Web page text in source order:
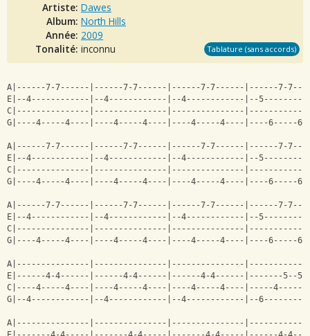
Artiste: Dawes
Album: North Hills
Année: 2009
Tonalité: inconnu Tablature (sans accords)
A|------7-7------|------7-7------|------7-7------|------7-
E|--4------------|--4------------|--4------------|--
C|---------------|---------------|---------------
G|----4-----4----|----4-----4----|----4-----4----|----6-----
A|------7-7------|------7-7------|------7-7------|------7-
E|--4------------|--4------------|--4------------|--
C|---------------|---------------|---------------
G|----4-----4----|----4-----4----|----4-----4----|----6-----
A|------7-7------|------7-7------|------7-7------|------7-
E|--4------------|--4------------|--4------------|--
C|---------------|---------------|---------------
G|----4-----4----|----4-----4----|----4-----4----|----6-----
A|---------------|---------------|---------------
E|------4-4------|------4-4------|------4-4------|-------5--
C|----4-----4----|----4-----4----|----4-----4----|-----
G|--4------------|--4------------|--4------------|--
A|---------------|---------------|---------------